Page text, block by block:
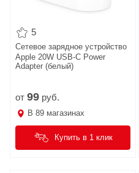
5
Сетевое зарядное устройство
Apple 20W USB-C Power
Adapter (белый)
от 99 руб.
В 89 магазинах
Купить в 1 клик